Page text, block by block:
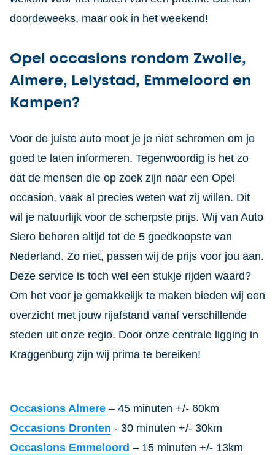
doordeweeks, maar ook in het weekend!
Opel occasions rondom Zwolle,
Almere, Lelystad, Emmeloord en
Kampen?
Voor de juiste auto moet je je niet schromen om je
goed te laten informeren. Tegenwoordig is het zo
dat de mensen die op zoek zijn naar een Opel
occasion, vaak al precies weten wat zij willen. Dit
wil je natuurlijk voor de scherpste prijs. Wij van Auto
Siero behoren altijd tot de 5 goedkoopste van
Nederland. Zo niet, passen wij de prijs voor jou aan.
Deze service is toch wel een stukje rijden waard?
Om het voor je gemakkelijk te maken bieden wij een
overzicht met jouw rijafstand vanaf verschillende
steden uit onze regio. Door onze centrale ligging in
Kraggenburg zijn wij prima te bereiken!
Occasions Almere – 45 minuten +/- 60km
Occasions Dronten - 30 minuten +/- 30km
Occasions Emmeloord – 15 minuten +/- 13km